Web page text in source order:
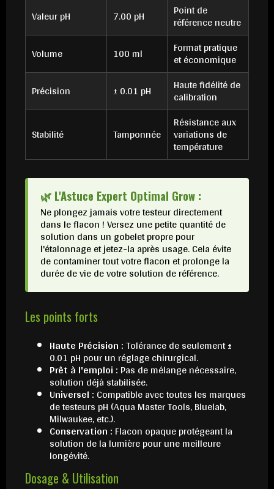
Valeur pH
7.00 pH Point de
référence neutre
Volume
100 ml Format pratique
et économique
Précision
± 0.01 pH Haute fidélité de
calibration
Stabilité Tamponnée
Résistance aux
variations de
température
🌿 L'Astuce Expert Optimal Grow :
Ne plongez jamais votre testeur directement
dans le flacon ! Versez une petite quantité de
solution dans un gobelet propre pour
l'étalonnage et jetez-la après usage. Cela évite
de contaminer tout votre flacon et prolonge la
durée de vie de votre solution de référence.
Les points forts
Haute Précision :Tolérance de seulement ±
0.01 pH pour un réglage chirurgical.
Prêt à l'emploi : Pas de mélange nécessaire,
solution déjà stabilisée.
Universel : Compatible avec toutes les marques
de testeurs pH (Aqua Master Tools, Bluelab,
Milwaukee, etc.).
Conservation : Flacon opaque protégeant la
solution de la lumière pour une meilleure
longévité.
Dosage & Utilisation